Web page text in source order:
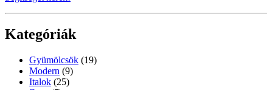
Kategóriák
Gyümölcsök (19)
Modern (9)
Italok (25)